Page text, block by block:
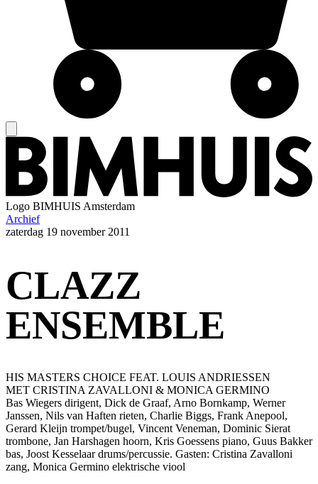
Logo BIMHUIS Amsterdam
Archief
zaterdag 19 november 2011
CLAZZ
ENSEMBLE
HIS MASTERS CHOICE FEAT. LOUIS ANDRIESSEN
MET CRISTINA ZAVALLONI & MONICA GERMINO
Bas Wiegers dirigent, Dick de Graaf, Arno Bornkamp, Werner
Janssen, Nils van Haften rieten, Charlie Biggs, Frank Anepool,
Gerard Kleijn trompet/bugel, Vincent Veneman, Dominic Sierat
trombone, Jan Harshagen hoorn, Kris Goessens piano, Guus Bakker
bas, Joost Kesselaar drums/percussie. Gasten: Cristina Zavalloni
zang, Monica Germino elektrische viool